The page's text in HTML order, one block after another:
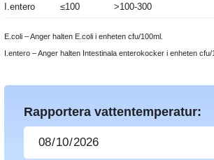
I.entero ≤100 >100-300
E.coli – Anger halten E.coli i enheten cfu/100ml.
I.entero – Anger halten Intestinala enterokocker i enheten cfu/
Rapportera vattentemperatur: